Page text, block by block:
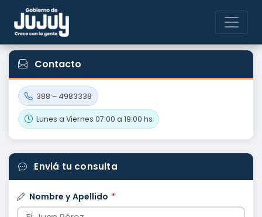
Contacto
388 – 4983338
Lunes a Viernes 07:00 a 19:00 hs
Enviá tu consulta
Nombre y Apellido *